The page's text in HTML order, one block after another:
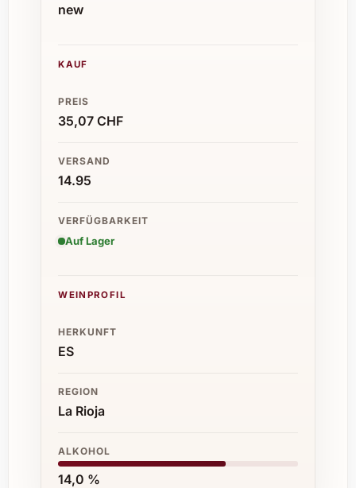
new
KAUF
PREIS
35,07 CHF
VERSAND
14.95
VERFÜGBARKEIT
Auf Lager
WEINPROFIL
HERKUNFT
ES
REGION
La Rioja
ALKOHOL
14,0 %